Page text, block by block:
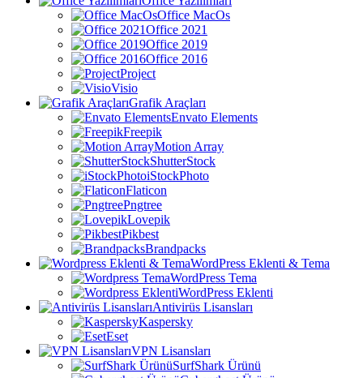
Office MacOs
Office 2021
Office 2019
Office 2016
Project
Visio
Grafik Araçları
Envato Elements
Freepik
Motion Array
ShutterStock
iStockPhoto
Flaticon
Pngtree
Lovepik
Pikbest
Brandpacks
WordPress Eklenti & Tema
WordPress Tema
WordPress Eklenti
Antivirüs Lisansları
Kaspersky
Eset
VPN Lisansları
SurfShark Ürünü